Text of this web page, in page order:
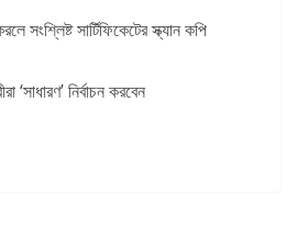
সংশ্লিষ্ট সার্টিফিকেটের স্ক্যান কপি
‘সাধারণ’ নির্বাচন করবেন